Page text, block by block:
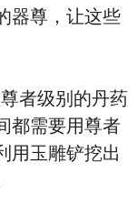
器尊，让这些
者级别的丹药
都需要用尊者
用玉雕铲挖出